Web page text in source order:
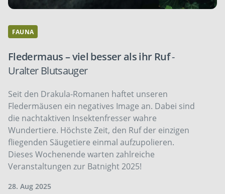
FAUNA
Fledermaus – viel besser als ihr Ruf-
Uralter Blutsauger
Seit den Drakula-Romanen haftet unseren
Fledermäusen ein negatives Image an. Dabei sind
die nachtaktiven Insektenfresser wahre
Wundertiere. Höchste Zeit, den Ruf der einzigen
fliegenden Säugetiere einmal aufzupolieren.
Dieses Wochenende warten zahlreiche
Veranstaltungen zur Batnight 2025!
28. Aug 2025